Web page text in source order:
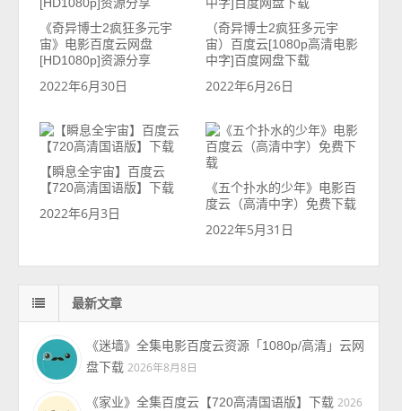
《奇异博士2疯狂多元宇
宙》电影百度云网盘
[HD1080p]资源分享
2022年6月30日
（奇异博士2疯狂多元宇
宙）百度云[1080p高清电影
中字]百度网盘下载
2022年6月26日
【瞬息全宇宙】百度云
【720高清国语版】下载
2022年6月3日
《五个扑水的少年》电影百
度云（高清中字）免费下载
2022年5月31日
最新文章
《迷墙》全集电影百度云资源「1080p/高清」云网
盘下载 2026年8月8日
《家业》全集百度云【720高清国语版】下载 2026